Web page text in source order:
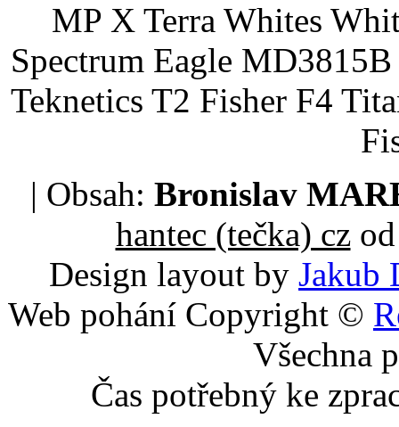
MP X Terra Whites
Spectrum Eagle
Teknetics T2 Fisher F4
| Obsah: Bronislav
hantec (tečka) czod
Design layout by Jakub
Web pohání Copyright ©
Všechna
Čas potřebný ke